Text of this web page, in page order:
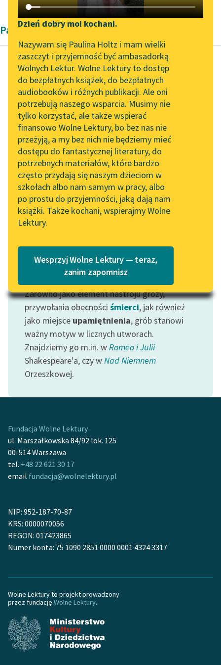
Katalog DAISY
Podkasty o książkach
Zgłoś brak utworu
Aktualności
„Prokurator Alicja Horn”
do słuchania
Byliśmy częścią AI Impact
Lab
Zapraszamy na spotkanie
online z tłumaczkami
literatury skandynawskiej
Spotkanie z Katarzyną
Tunkiel w Oslo
102. lata temu zmarł
Joseph Conrad
Lektury szkolne i klasyka
literatury do słuchania dla
uczennic i uczniów z
niepełnosprawnościami
E-kolekcja lektur
szkolnych i literatury do
słuchania dla uczennic i
uczniów z
niepełnosprawnościami
Feministyczne inspiracje.
feministycznej
Ręce pełne poezji
Kolekcje edukacyjne
twórców przechodzących
Starego Testamentu
Odkurzamy bohaterów
Narzędzia
Mapa Wolnych Lektur
Leśmianator
Przewodnik dla piszących i
czytających
API
OAI-PMH
Widget Wolnych Lektur
Przypisy
Katalog w formacie PDF
O nas
O projekcie
Zespół
Dzień dobry moi kochani.
Nazywam się Paulina Holtz i mam wielki
zaszczyt i przyjemność być ambasadorką
Wolnych Lektur. Wolne Lektury to dostęp
do bezpłatnych książek, do bezpłatnych
audiobooków i różnych publikacji. Ale oni
potrzebują naszego wsparcia. Musimy nie
tylko korzystać, ale także wspierać
finansowo Wolne Lektury, bo bez nas nie
przeżyją, a my bez nich nie będziemy mieć
dostępu do fantastycznej literatury, do
potrzebnych materiałów, które bardzo
często przydają się naszym dzieciom w
szkołach albo nam samym w pracy, albo
po prostu do przyjemności, jaką dają nam
książki. Także kochani, wspierajmy Wolne
Lektury.
Wesprzyj Wolne Lektury — teraz,
zanim zapomnisz
Pamiętnik
Urke Nachalnik
Życiorys własny
przestępcy
Gdy się tu ujrzałem
sam między czterema
ścianami, w znanym mi
pokoju, skoro Ról
przekręcił...
Czytaj więcej
Motyw: Grób
Zarówno jako element nastroju grozy,
przywołania obecności śmierci, jak również
jako miejsce upamiętnienia, grób stanowi
ważny motyw w licznych utworach.
Znajdziemy go m.in. wRomeo i Julii
Shakespeare'a, czy wNad Niemnem
Orzeszkowej.
Fundacja Wolne Lektury
ul. Marszałkowska 84/92 lok. 125
00-514 Warszawa
tel. +48 22 621 30 17
email fundacja@wolnelektury.pl
NIP: 952-187-70-87
KRS: 0000070056
REGON: 017423865
Numer konta: 75 1090 2851 0000 0001 4324 3317
Wolne Lektury to projekt prowadzony
przez fundację Wolne Lektury.